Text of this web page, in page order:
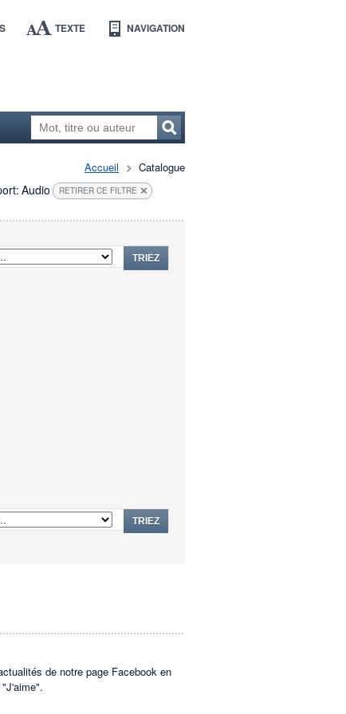
TEXTE NAVIGATION
Accueil Catalogue
Audio RETIRER CE FILTRE
TRIEZ
TRIEZ
de notre page Facebook en